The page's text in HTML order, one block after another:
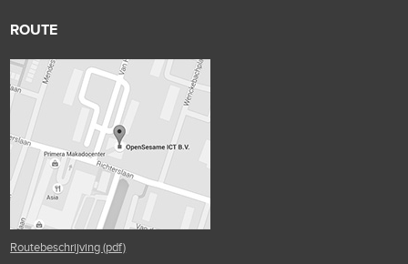
ROUTE
Routebeschrijving (pdf)